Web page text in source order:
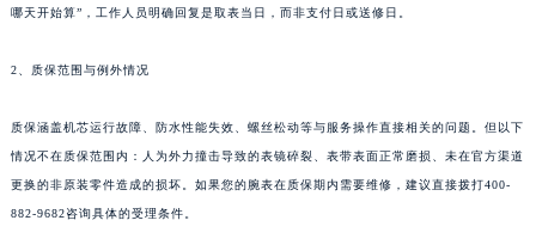
哪天开始算”，工作人员明确回复是取表当日，而非支付日或送修日。
2、质保范围与例外情况
质保涵盖机芯运行故障、防水性能失效、螺丝松动等与服务操作直接相关的问题。但以下
情况不在质保范围内：人为外力撞击导致的表镜碎裂、表带表面正常磨损、未在官方渠道
更换的非原装零件造成的损坏。如果您的腕表在质保期内需要维修，建议直接拨打400-
882-9682咨询具体的受理条件。